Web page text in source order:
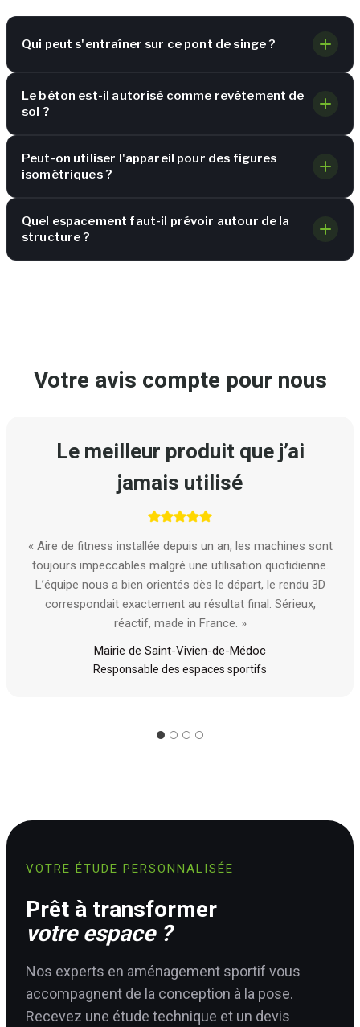
Qui peut s'entraîner sur ce pont de singe ?
Le béton est-il autorisé comme revêtement de
sol ?
Peut-on utiliser l'appareil pour des figures
isométriques ?
Quel espacement faut-il prévoir autour de la
structure ?
Votre avis compte pour nous
Le meilleur produit que j’ai
jamais utilisé
« Aire de fitness installée depuis un an, les machines sont
toujours impeccables malgré une utilisation quotidienne.
L’équipe nous a bien orientés dès le départ, le rendu 3D
correspondait exactement au résultat final. Sérieux,
réactif, made in France. »
Mairie de Saint-Vivien-de-Médoc
Responsable des espaces sportifs
VOTRE ÉTUDE PERSONNALISÉE
Prêt à transformer
votre espace ?
Nos experts en aménagement sportif vous
accompagnent de la conception à la pose.
Recevez une étude technique et un devis